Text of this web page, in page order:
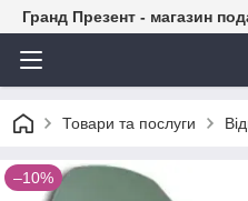
Гранд Презент - магазин
Товари та послуги
–10%